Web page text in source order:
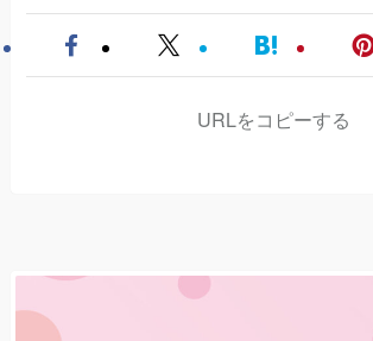
URLをコピーする